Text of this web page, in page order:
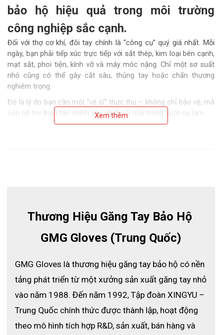
bảo hộ hiệu quả trong môi trường
công nghiệp sắc cạnh.
Đối với thợ cơ khí, đôi tay chính là “công cụ” quý giá nhất. Mỗi
ngày, bạn phải tiếp xúc trực tiếp với sắt thép, kim loại bén cạnh,
mạt sắt, phoi tiện, kính vỡ và máy móc nặng. Chỉ một sơ suất
nhỏ cũng có thể gây cắt sâu, thủng tay hoặc chấn thương
nghiêm trọng.
Đó là lý do bạn cần một “vệ sĩ” thực thụ – không chỉ bảo vệ, mà
còn hỗ trợ thao tác chính xác và thoải mái trong suốt ca làm.
🔹Lớp phủ: PU (Polyurethane) lòng bàn tay
🔹Độ dày sợi: 13 Gauge – Dệt kim siêu thoáng
🔹Tiêu chuẩn: EN388: 4X42C – ANSI A3 (Hoa Kỳ)
🔹Size: Từ 7/S đến 11/XXL – Phù hợp nhiều cỡ tay
Xem thêm
Thương Hiệu Găng Tay Bảo Hộ
GMG Gloves (Trung Quốc)
GMG Gloves là thương hiệu găng tay bảo hộ có nền
tảng phát triển từ một xưởng sản xuất găng tay nhỏ
vào năm 1988. Đến năm 1992, Tập đoàn XINGYU –
Trung Quốc chính thức được thành lập, hoạt động
theo mô hình tích hợp R&D, sản xuất, bán hàng và